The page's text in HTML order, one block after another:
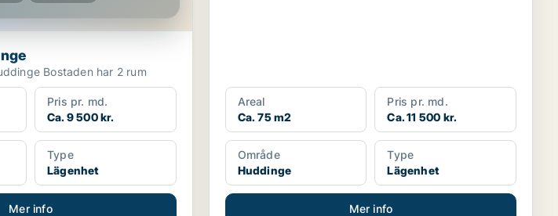
Lägenhet att hyra i Huddinge Bostaden har 2 rum
Pris pr. md.
Ca. 9 500 kr.
Type
Lägenhet
Mer info
Areal
Ca. 75 m2
Pris pr. md.
Ca. 11 500 kr.
Område
Huddinge
Type
Lägenhet
Mer info